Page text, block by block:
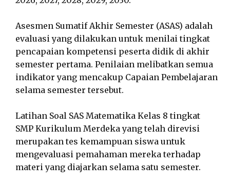
Asesmen Sumatif Akhir Semester (ASAS) adalah
evaluasi yang dilakukan untuk menilai tingkat
pencapaian kompetensi peserta didik di akhir
semester pertama. Penilaian melibatkan semua
indikator yang mencakup Capaian Pembelajaran
selama semester tersebut.
Latihan Soal SAS Matematika Kelas 8 tingkat
SMP Kurikulum Merdeka yang telah direvisi
merupakan tes kemampuan siswa untuk
mengevaluasi pemahaman mereka terhadap
materi yang diajarkan selama satu semester.